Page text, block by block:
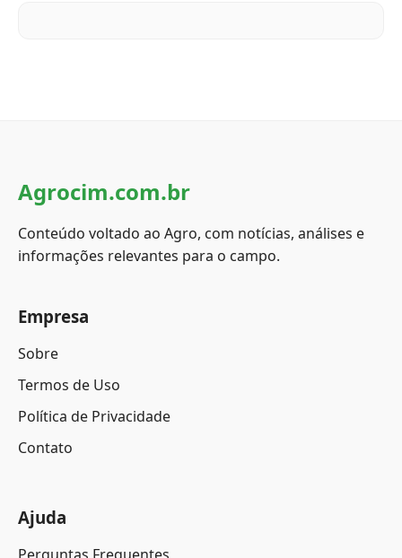
Agrocim.com.br
Conteúdo voltado ao Agro, com notícias, análises e
informações relevantes para o campo.
Empresa
Sobre
Termos de Uso
Política de Privacidade
Contato
Ajuda